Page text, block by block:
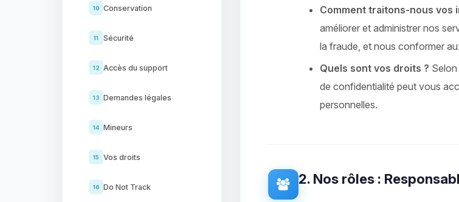
10 Conservation
11 Sécurité
12 Accès du support
13 Demandes légales
14 Mineurs
15 Vos droits
16 Do Not Track
Comment traitons-nous vos
améliorer et administrer nos
la fraude, et nous conformer
Quels sont vos droits ?
de confidentialité peut vous
personnelles.
2. Nos rôles :